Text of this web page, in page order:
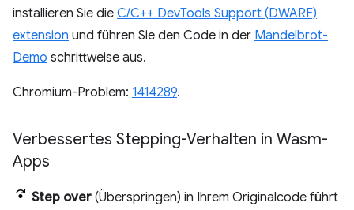
installieren Sie die C/C++ DevTools Support (DWARF)
extension und führen Sie den Code in der Mandelbrot-
Demo schrittweise aus.
Chromium-Problem: 1414289.
Verbessertes Stepping-Verhalten in Wasm-
Apps
Step over (Überspringen) in Ihrem Originalcode führt